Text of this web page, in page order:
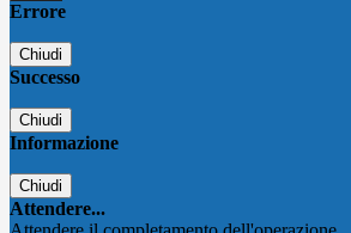
Errore
Chiudi
Successo
Chiudi
Informazione
Chiudi
Attendere...